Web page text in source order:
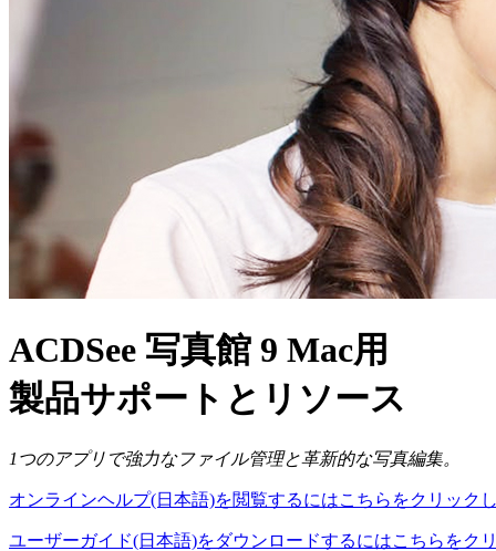
ACDSee 写真館 9 Mac用
製品サポートとリソース
1つのアプリで強力なファイル管理と革新的な写真編集。
オンラインヘルプ(日本語)を閲覧するにはこちらをクリック
ユーザーガイド(日本語)をダウンロードするにはこちらをク